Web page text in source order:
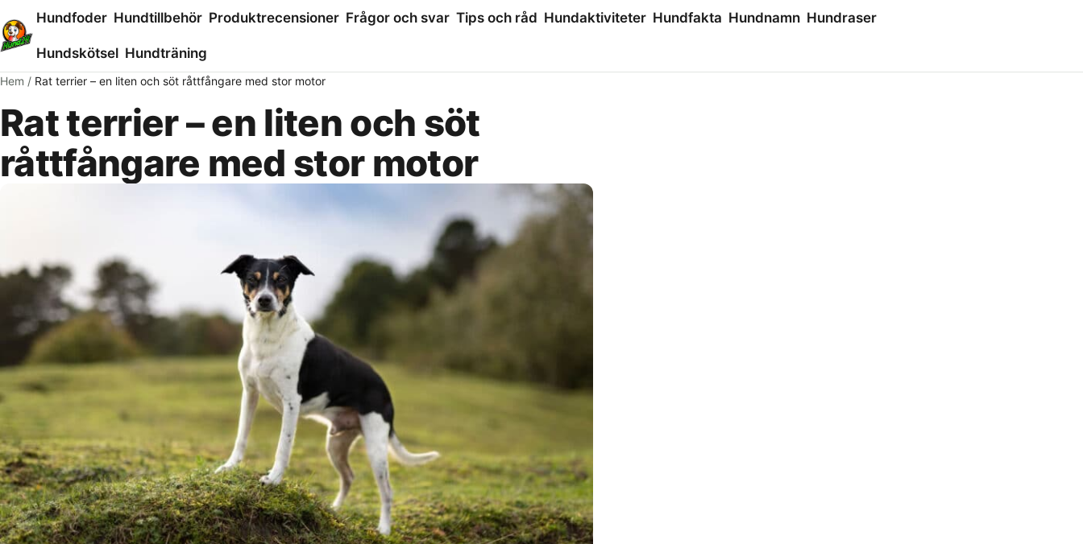
Hundfoder Hundtillbehör Produktrecensioner Frågor och svar Tips och råd Hundaktiviteter Hundfakta Hundnamn Hundraser
Hundskötsel Hundträning
Hem / Rat terrier – en liten och söt råttfångare med stor motor
Rat terrier – en liten och söt
råttfångare med stor motor